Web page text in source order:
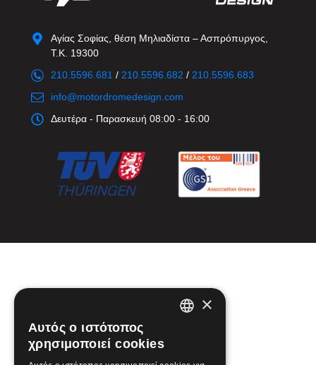
Αγίας Σοφίας, θέση Μηλιαδίστα – Ασπρόπυργος,
Τ.Κ. 19300
210.5596.681 / 210.5596.682 / 210.5596.683
info@motordromedesign.com
Δευτέρα - Παρασκευή 08:00 - 16:00
×
Αυτός ο ιστότοπος
χρησιμοποιεί cookies